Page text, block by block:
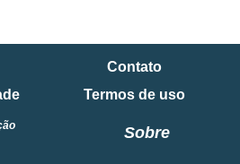
Contato
Termos de uso
Sobre